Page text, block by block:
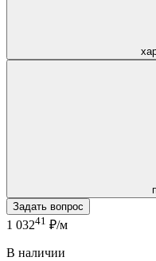
Задать вопрос
1 03241 ₽/м
В наличии